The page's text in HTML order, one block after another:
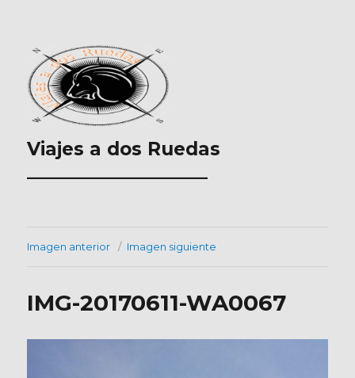
Viajes a dos Ruedas
___________________
Imagen anterior Imagen siguiente
IMG-20170611-WA0067